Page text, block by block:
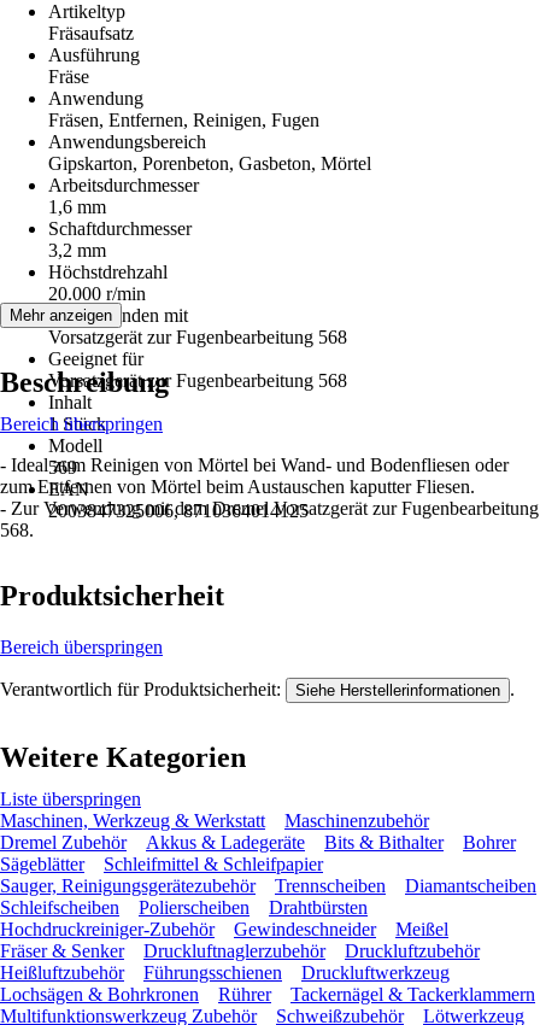
Artikeltyp
Fräsaufsatz
Ausführung
Fräse
Anwendung
Fräsen, Entfernen, Reinigen, Fugen
Anwendungsbereich
Gipskarton, Porenbeton, Gasbeton, Mörtel
Arbeitsdurchmesser
1,6 mm
Schaftdurchmesser
3,2 mm
Höchstdrehzahl
20.000 r/min
Zu verwenden mit
Vorsatzgerät zur Fugenbearbeitung 568
Geeignet für
Vorsatzgerät zur Fugenbearbeitung 568
Inhalt
1 Stück
Modell
569
EAN
2003847325006, 8710364014125
Mehr anzeigen
Beschreibung
Bereich überspringen
- Ideal zum Reinigen von Mörtel bei Wand- und Bodenfliesen oder
zum Entfernen von Mörtel beim Austauschen kaputter Fliesen.
- Zur Verwendung mit dem Dremel Vorsatzgerät zur Fugenbearbeitung
568.
Produktsicherheit
Bereich überspringen
Verantwortlich für Produktsicherheit: Siehe Herstellerinformationen .
Weitere Kategorien
Liste überspringen
Maschinen, Werkzeug & Werkstatt
Maschinenzubehör
Dremel Zubehör
Akkus & Ladegeräte Bits & Bithalter
Bohrer
Sägeblätter
Schleifmittel & Schleifpapier
Sauger, Reinigungsgerätezubehör
Trennscheiben
Diamantscheiben
Schleifscheiben
Polierscheiben
Drahtbürsten
Hochdruckreiniger-Zubehör
Gewindeschneider
Meißel
Fräser & Senker
Druckluftnaglerzubehör
Druckluftzubehör
Heißluftzubehör
Führungsschienen
Druckluftwerkzeug
Lochsägen & Bohrkronen
Rührer
Tackernägel & Tackerklammern
Multifunktionswerkzeug Zubehör
Schweißzubehör Lötwerkzeug